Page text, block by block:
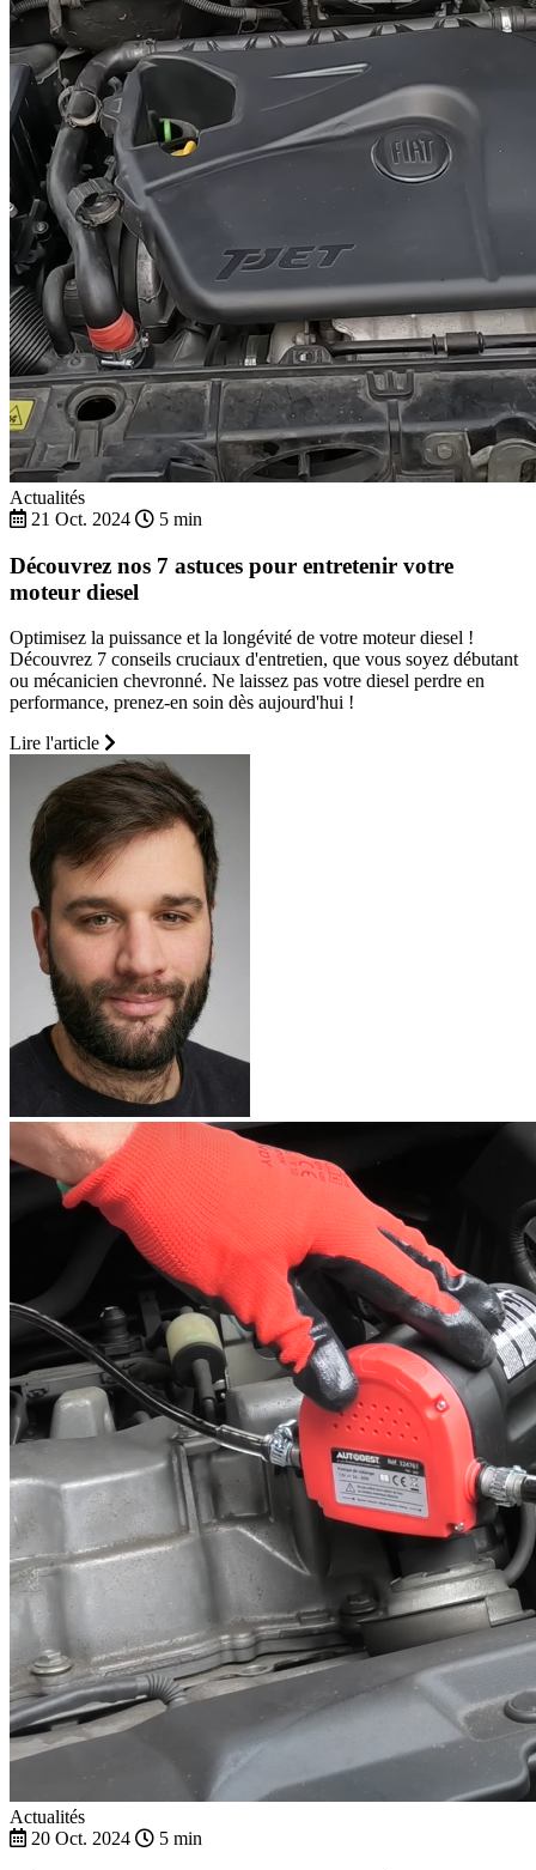
Actualités
21 Oct. 2024
5 min
Découvrez nos 7 astuces pour entretenir votre
moteur diesel
Optimisez la puissance et la longévité de votre moteur diesel !
Découvrez 7 conseils cruciaux d'entretien, que vous soyez débutant
ou mécanicien chevronné. Ne laissez pas votre diesel perdre en
performance, prenez-en soin dès aujourd'hui !
Lire l'article
Actualités
20 Oct. 2024
5 min